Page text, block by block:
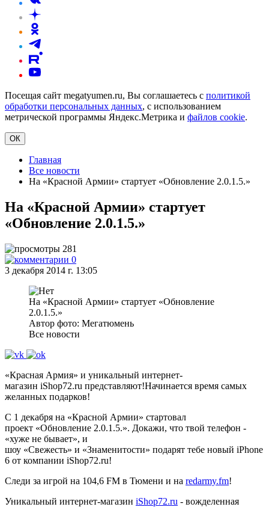
Посещая сайт megatyumen.ru, Вы соглашаетесь с политикой
обработки персональных данных, с использованием
метрической программы Яндекс.Метрика и файлов cookie.
ОК
Главная
Все новости
На «Красной Армии» стартует «Обновление 2.0.1.5.»
На «Красной Армии» стартует
«Обновление 2.0.1.5.»
281
0
3 декабря 2014 г. 13:05
На «Красной Армии» стартует «Обновление
2.0.1.5.»
Автор фото: Мегатюмень
Все новости
«Красная Армия» и уникальный интернет-
магазин iShop72.ru представляют!Начинается время самых
желанных подарков!
С 1 декабря на «Красной Армии» стартовал
проект «Обновление 2.0.1.5.». Докажи, что твой телефон -
«хуже не бывает», и
шоу «Свежесть» и «Знаменитости» подарят тебе новый iPhone
6 от компании iShop72.ru!
Следи за игрой на 104,6 FM в Тюмени и на redarmy.fm!
Уникальный интернет-магазин iShop72.ru - вожделенная